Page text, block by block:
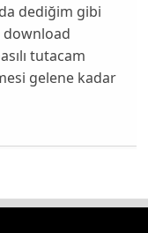
da dediğim gibi
download
tutacam
gelene kadar